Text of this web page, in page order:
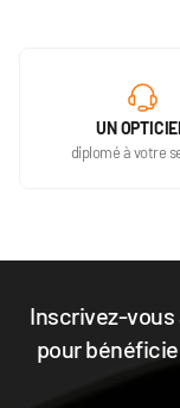
UN
diplomé à votre
Inscrivez-vous
pour